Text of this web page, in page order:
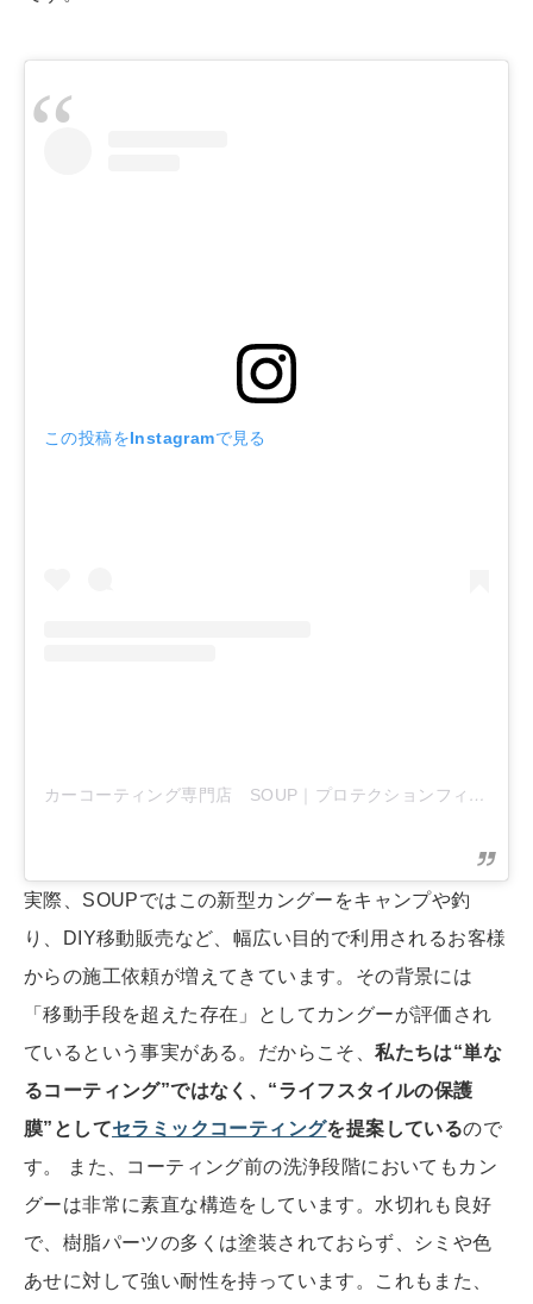
この投稿をInstagramで見る
カーコーティング専門店 SOUP｜プロテクションフィルム専門店
実際、SOUPではこの新型カングーをキャンプや釣
り、DIY移動販売など、幅広い目的で利用されるお客様
からの施工依頼が増えてきています。その背景には
「移動手段を超えた存在」としてカングーが評価され
ているという事実がある。だからこそ、私たちは“単な
るコーティング”ではなく、“ライフスタイルの保護
膜”としてセラミックコーティングを提案しているので
す。 また、コーティング前の洗浄段階においてもカン
グーは非常に素直な構造をしています。水切れも良好
で、樹脂パーツの多くは塗装されておらず、シミや色
あせに対して強い耐性を持っています。これもまた、